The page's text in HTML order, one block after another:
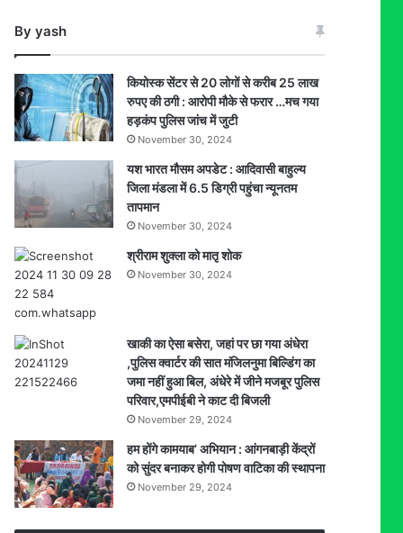
By yash
कियोस्क सेंटर से 20 लोगों से करीब 25 लाख
रुपए की ठगी : आरोपी मौके से फरार …मच गया
हड़कंप पुलिस जांच में जुटी
November 30, 2024
यश भारत मौसम अपडेट : आदिवासी बाहुल्य
जिला मंडला में 6.5 डिग्री पहुंचा न्यूनतम
तापमान
November 30, 2024
श्रीराम शुक्ला को मातृ शोक
November 30, 2024
खाकी का ऐसा बसेरा, जहां पर छा गया अंधेरा
,पुलिस क्वार्टर की सात मंजिलनुमा बिल्डिंग का
जमा नहीं हुआ बिल, अंधेरे में जीने मजबूर पुलिस
परिवार,एमपीईबी ने काट दी बिजली
November 29, 2024
हम होंगे कामयाब’ अभियान : आंगनबाड़ी केंद्रों
को सुंदर बनाकर होगी पोषण वाटिका की स्थापना
November 29, 2024